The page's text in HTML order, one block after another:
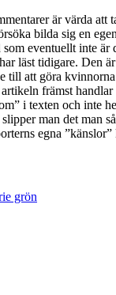
är värda att
bilda sig en
eventuellt inte är
läst tidigare. Den
till att göra
artikeln främst
i texten och inte
man det man
egna